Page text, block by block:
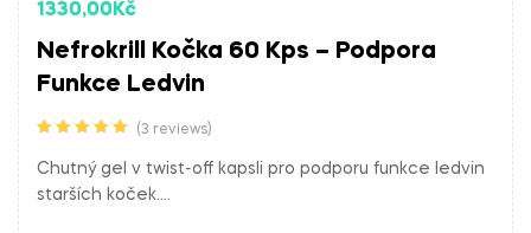
1330,00Kč
Nefrokrill Kočka 60 Kps – Podpora
Funkce Ledvin
z 5
(3 reviews)
Chutný gel v twist-off kapsli pro podporu funkce ledvin
starších koček.